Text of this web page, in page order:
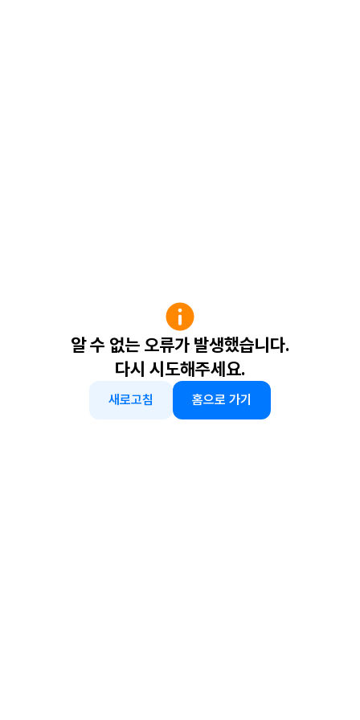
알 수 없는 오류가 발생했습니다.
다시 시도해주세요.
새로고침 홈으로 가기